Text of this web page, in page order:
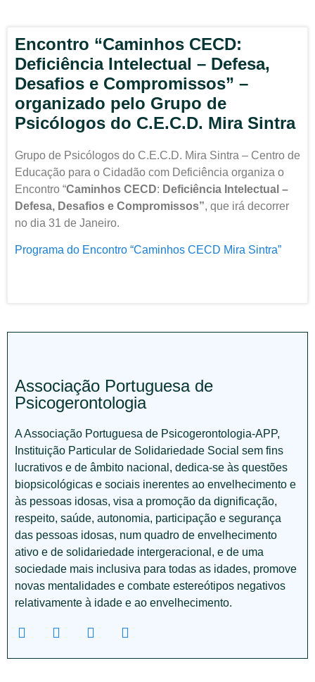
Encontro “Caminhos CECD:
Deficiência Intelectual – Defesa,
Desafios e Compromissos” –
organizado pelo Grupo de
Psicólogos do C.E.C.D. Mira Sintra
Grupo de Psicólogos do C.E.C.D. Mira Sintra – Centro de
Educação para o Cidadão com Deficiência organiza o
Encontro “Caminhos CECD: Deficiência Intelectual –
Defesa, Desafios e Compromissos”, que irá decorrer
no dia 31 de Janeiro.
Programa do Encontro “Caminhos CECD Mira Sintra”
Associação Portuguesa de
Psicogerontologia
A Associação Portuguesa de Psicogerontologia-APP,
Instituição Particular de Solidariedade Social sem fins
lucrativos e de âmbito nacional, dedica-se às questões
biopsicológicas e sociais inerentes ao envelhecimento e
às pessoas idosas, visa a promoção da dignificação,
respeito, saúde, autonomia, participação e segurança
das pessoas idosas, num quadro de envelhecimento
ativo e de solidariedade intergeracional, e de uma
sociedade mais inclusiva para todas as idades, promove
novas mentalidades e combate estereótipos negativos
relativamente à idade e ao envelhecimento.